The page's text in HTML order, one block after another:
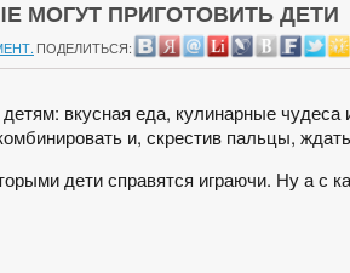
МОГУТ ПРИГОТОВИТЬ ДЕТИ
ПОДЕЛИТЬСЯ:
вкусная еда, кулинарные чудеса
и, скрестив пальцы,
дети справятся играючи. Ну а с